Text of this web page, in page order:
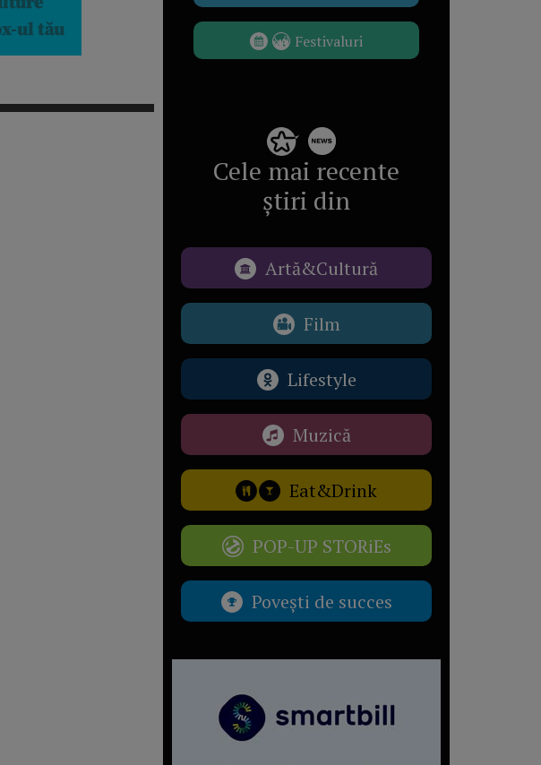
Festivaluri
Cele mai recente
știri din
Artă&Cultură
Film
Lifestyle
Muzică
Eat&Drink
POP-UP STORiEs
Povești de succes